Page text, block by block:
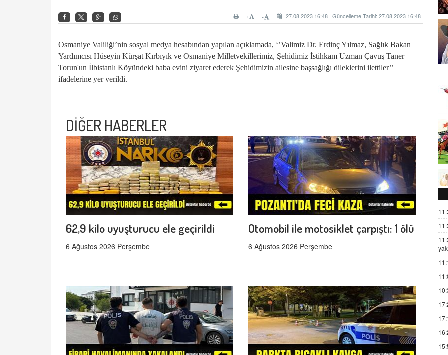
27.08.2023 16:48 | Güncelleme Tarihi: 27.08.2023 16:48
-
+
Osmaniye Valiliği’nin sosyal medya hesabından yapılan açıklamada, ‘’Valimiz Dr. Erdinç Yılmaz, Sağlık Bakan
Yardımcısı Hüseyin Kürşat Kırbıyık ve Osmaniye Milletvekillerimiz, Şehidimiz İstihkam Uzman Çavuş Taner
Torun'un İlbistanlı Köyündeki baba evini ziyaret ederek Şehidimizin ailesine başsağlığı dileklerini ilettiler’’
ifadelerine yer verildi.
DİĞER HABERLER
62,9 kilo uyuşturucu ele geçirildi
6 Ağustos 2026 Perşembe
Otomobil ile motosiklet çarpıştı: 1 ölü
6 Ağustos 2026 Perşembe